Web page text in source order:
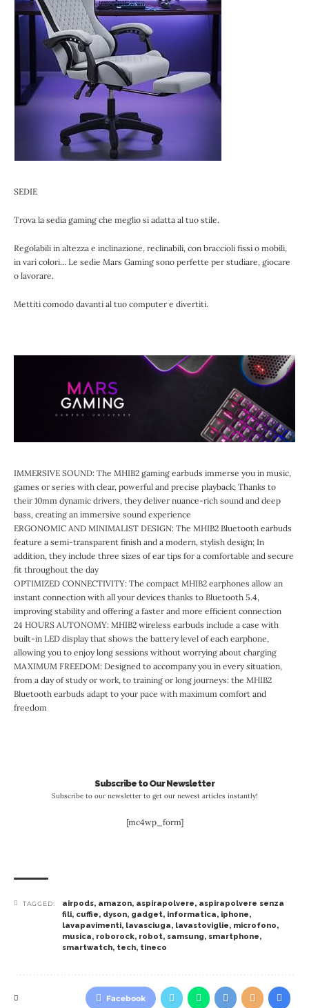
SEDIE
Trova la sedia gaming che meglio si adatta al tuo stile.
Regolabili in altezza e inclinazione, reclinabili, con braccioli fissi o mobili,
in vari colori… Le sedie Mars Gaming sono perfette per studiare, giocare
o lavorare.
Mettiti comodo davanti al tuo computer e divertiti.
IMMERSIVE SOUND: The MHIB2 gaming earbuds immerse you in music,
games or series with clear, powerful and precise playback; Thanks to
their 10mm dynamic drivers, they deliver nuance-rich sound and deep
bass, creating an immersive sound experience​
ERGONOMIC AND MINIMALIST DESIGN: The MHIB2 Bluetooth earbuds
feature a semi-transparent finish and a modern, stylish design; In
addition, they include three sizes of ear tips for a comfortable and secure
fit throughout the day​
OPTIMIZED CONNECTIVITY: The compact MHIB2 earphones allow an
instant connection with all your devices thanks to Bluetooth 5.4,
improving stability and offering a faster and more efficient connection​
24 HOURS AUTONOMY: MHIB2 wireless earbuds include a case with
built-in LED display that shows the battery level of each earphone,
allowing you to enjoy long sessions without worrying about charging​
MAXIMUM FREEDOM: Designed to accompany you in every situation,
from a day of study or work, to training or long journeys: the MHIB2
Bluetooth earbuds adapt to your pace with maximum comfort and
freedom​
Subscribe to Our Newsletter
Subscribe to our newsletter to get our newest articles instantly!
[mc4wp_form]
TAGGED: airpods, amazon, aspirapolvere, aspirapolvere senza
fili, cuffie, dyson, gadget, informatica, iphone,
lavapavimenti, lavasciuga, lavastoviglie, microfono,
musica, roborock, robot, samsung, smartphone,
smartwatch, tech, tineco
Facebook